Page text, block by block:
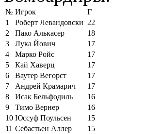
№ Игрок
Г
1
Роберт Левандовски 22
2
Пако Алькасер
18
3
Лука Йович
17
4
Марко Ройс
17
5
Кай Хаверц
17
6
Ваутер Вегорст
17
7
Андрей Крамарич
17
8
Исак Бельфодиль
16
9
Тимо Вернер
16
10 Юссуф Поульсен
15
11 Себастьен Аллер
15